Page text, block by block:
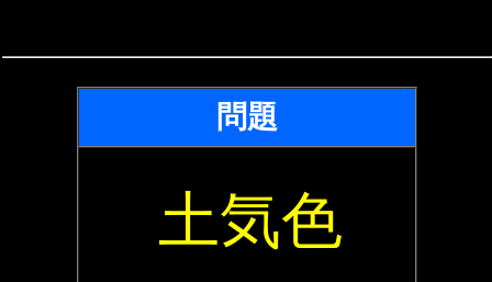
問題
土気色